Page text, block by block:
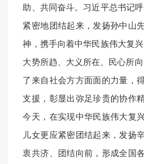
助、共同奋斗。习近平总书记
紧密地团结起来，发扬孙中山
神，携手向着中华民族伟大复
大势所趋、大义所在、民心所
了来自社会方方面面的力量，
支援，彰显出弥足珍贵的协作
今天，在实现中华民族伟大复
儿女更应紧密团结起来，发扬
衷共济、团结向前，形成全国